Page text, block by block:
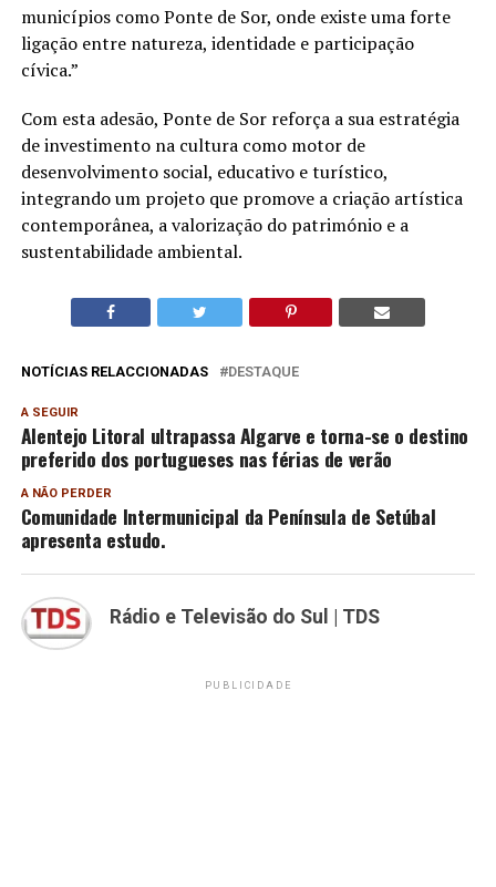
municípios como Ponte de Sor, onde existe uma forte
ligação entre natureza, identidade e participação
cívica.”
Com esta adesão, Ponte de Sor reforça a sua estratégia
de investimento na cultura como motor de
desenvolvimento social, educativo e turístico,
integrando um projeto que promove a criação artística
contemporânea, a valorização do património e a
sustentabilidade ambiental.
NOTÍCIAS RELACCIONADAS DESTAQUE
A SEGUIR
Alentejo Litoral ultrapassa Algarve e torna-se o destino
preferido dos portugueses nas férias de verão
A NÃO PERDER
Comunidade Intermunicipal da Península de Setúbal
apresenta estudo.
Rádio e Televisão do Sul | TDS
PUBLICIDADE